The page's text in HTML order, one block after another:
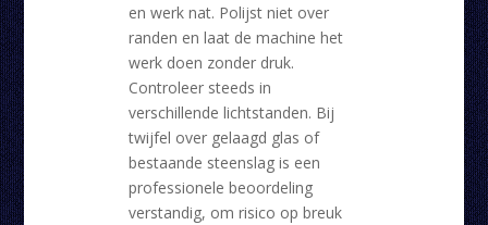
en werk nat. Polijst niet over
randen en laat de machine het
werk doen zonder druk.
Controleer steeds in
verschillende lichtstanden. Bij
twijfel over gelaagd glas of
bestaande steenslag is een
professionele beoordeling
verstandig, om risico op breuk